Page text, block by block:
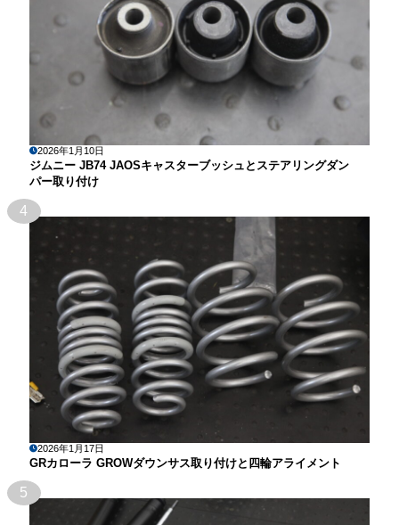
2026年1月10日
ジムニー JB74 JAOSキャスターブッシュとステアリングダン
パー取り付け
4
2026年1月17日
GRカローラ GROWダウンサス取り付けと四輪アライメント
5